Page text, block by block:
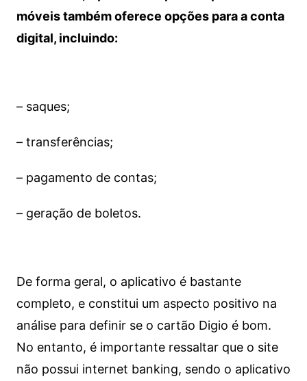
móveis também oferece opções para a conta
digital, incluindo:
– saques;
– transferências;
– pagamento de contas;
– geração de boletos.
De forma geral, o aplicativo é bastante
completo, e constitui um aspecto positivo na
análise para definir se o cartão Digio é bom.
No entanto, é importante ressaltar que o site
não possui internet banking, sendo o aplicativo